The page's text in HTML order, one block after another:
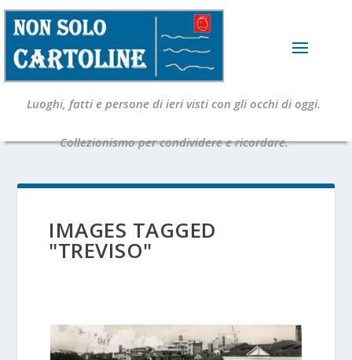
Luoghi, fatti e persone di ieri visti con gli occhi di oggi.
Collezionismo per condividere e ricordare.
IMAGES TAGGED
"TREVISO"